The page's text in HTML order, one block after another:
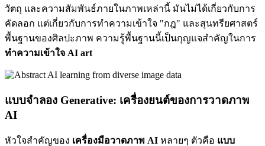
วัตถุ และความสัมพันธ์ภายในภาพเหล่านี้ มันไม่ได้เกี่ยวกับการ
คัดลอก แต่เกี่ยวกับการทำความเข้าใจ "กฎ" และสุนทรียศาสตร์
พื้นฐานของศิลปะภาพ ความรู้พื้นฐานนี้เป็นกุญแจสำคัญในการ
ทำความเข้าใจ AI art
แบบจำลอง Generative: เครื่องยนต์ของการวาดภาพ
AI
หัวใจสำคัญของ เครื่องมือวาดภาพ AI หลายๆ ตัวคือ แบบ